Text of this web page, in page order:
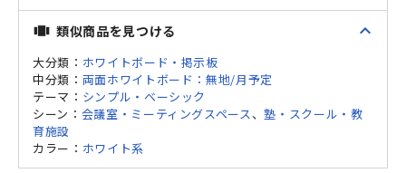
view_carousel 類似商品を見つける expand_less
大分類： ホワイトボード・掲示板
中分類： 両面ホワイトボード：無地/月予定
テーマ： シンプル・ベーシック
シーン： 会議室・ミーティングスペース 、塾・スクール・教
育施設
カラー： ホワイト系